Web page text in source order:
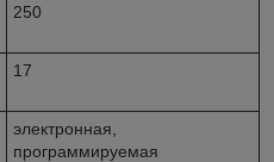
250
17
электронная,
программируемая